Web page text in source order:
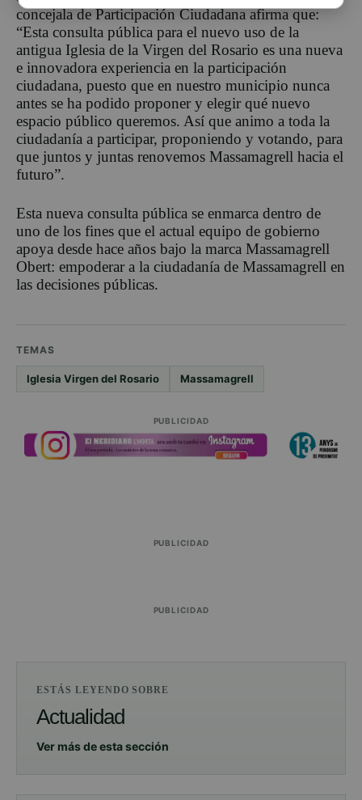
concejala de Participación Ciudadana afirma que:
“Esta consulta pública para el nuevo uso de la
antigua Iglesia de la Virgen del Rosario es una nueva
e innovadora experiencia en la participación
ciudadana, puesto que en nuestro municipio nunca
antes se ha podido proponer y elegir qué nuevo
espacio público queremos. Así que animo a toda la
ciudadanía a participar, proponiendo y votando, para
que juntos y juntas renovemos Massamagrell hacia el
futuro”.
Esta nueva consulta pública se enmarca dentro de
uno de los fines que el actual equipo de gobierno
apoya desde hace años bajo la marca Massamagrell
Obert: empoderar a la ciudadanía de Massamagrell en
las decisiones públicas.
TEMAS
Iglesia Virgen del Rosario Massamagrell
PUBLICIDAD
PUBLICIDAD
PUBLICIDAD
ESTÁS LEYENDO SOBRE
Actualidad
Ver más de esta sección